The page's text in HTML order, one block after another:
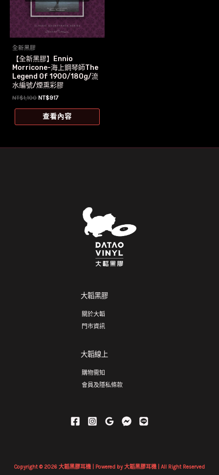
全新黑膠
【全新黑膠】Ennio
Morricone-海上鋼琴師The
Legend Of 1900/180g/流
水編號/煙熏彩膠
NT$1,100 原
價
格：
NT$917目
價
格：
查看內容
大韜黑膠
關於大韜
門市資訊
大韜線上
購物需知
會員及隱私條款
Copyright © 2026 大韜黑膠耳機 | Powered by 大韜黑膠耳機 | All Right Reserved